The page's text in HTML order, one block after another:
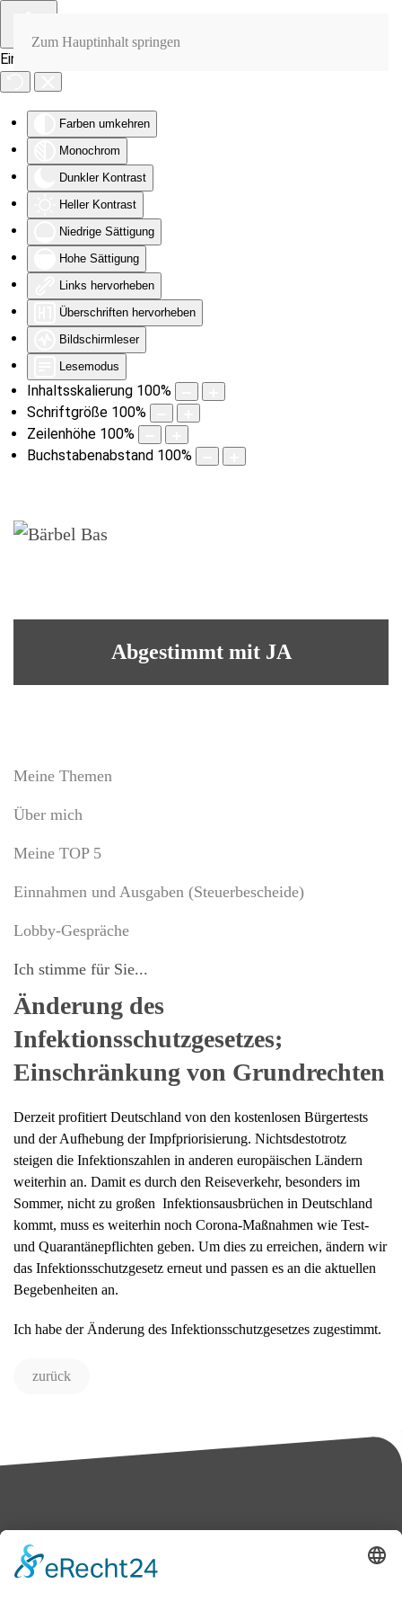
Eingabehilfen öffnen
Farben umkehren
Monochrom
Dunkler Kontrast
Heller Kontrast
Niedrige Sättigung
Hohe Sättigung
Links hervorheben
Überschriften hervorheben
Bildschirmleser
Lesemodus
Inhaltsskalierung 100%
Schriftgröße 100%
Zeilenhöhe 100%
Buchstabenabstand 100%
Zum Hauptinhalt springen
Abgestimmt mit JA
Meine Themen
Über mich
Meine TOP 5
Einnahmen und Ausgaben (Steuerbescheide)
Lobby-Gespräche
Ich stimme für Sie...
Änderung des
Infektionsschutzgesetzes;
Einschränkung von Grundrechten
Derzeit profitiert Deutschland von den kostenlosen Bürgertests
und der Aufhebung der Impfpriorisierung. Nichtsdestotrotz
steigen die Infektionszahlen in anderen europäischen Ländern
weiterhin an. Damit es durch den Reiseverkehr, besonders im
Sommer, nicht zu großen Infektionsausbrüchen in Deutschland
kommt, muss es weiterhin noch Corona-Maßnahmen wie Test-
und Quarantänepflichten geben. Um dies zu erreichen, ändern wir
das Infektionsschutzgesetz erneut und passen es an die aktuellen
Begebenheiten an.
Ich habe der Änderung des Infektionsschutzgesetzes zugestimmt.
zurück